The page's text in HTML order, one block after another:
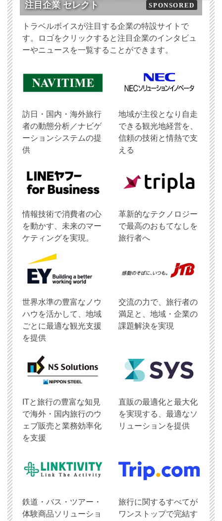
注目企業 セレクト SPONSORED
トラベルボイスが注目する企業の特設サイトで
す。ロゴをクリックすると注目企業のインタビュ
ーやニュースを一覧することができます。
訪日・国内・海外旅行
者の動態分析／ナビゲ
ーションシステムの提
供
地域が主役となり自走
できる観光地経営を、
信頼の技術と情熱で支
える
情報技術で消費者の心
を動かす、未来のマー
ケティングを実現。
革新的なテクノロジー
で最高のおもてなしを
旅行者へ
世界水準の豊富なノウ
ハウを活かして、地域
ごとに最適な観光支援
を提供
交流の力で、旅行者の
満足と、地域・企業の
課題解決を実現
ITと旅行の豊富な知見
で海外・国内旅行のウ
ェブ販売と業務効率化
を支援
直販の最適化と最大化
を実現する、最適なソ
リューションを提供
鉄道・バス・ツアー・
体験商品ソリューショ
旅行に関するすべてが
ワンストップで完結す